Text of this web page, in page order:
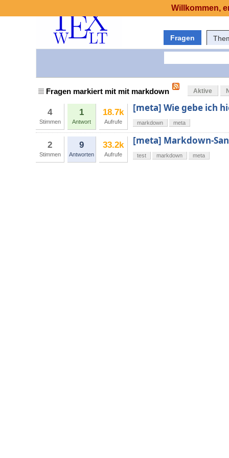
Fragen
Fragen markiert mit mit markdown Aktive
4
Stimmen
1
Antwort
18.7k
Aufrufe
[meta] Wie gebe ich
markdown meta
2
Stimmen
9
Antworten
33.2k
Aufrufe
[meta] Markdown-
test markdown meta
Willkommen,